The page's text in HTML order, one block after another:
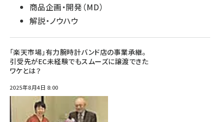
商品企画・開発（MD）
解説・ノウハウ
「楽天市場」有力腕時計バンド店の事業承継。
引受先がEC未経験でもスムーズに譲渡できた
ワケとは？
2025年8月4日 8:00